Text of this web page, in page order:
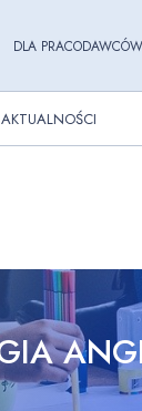
DLA PRACODAWCÓW
AKTUALNOŚCI